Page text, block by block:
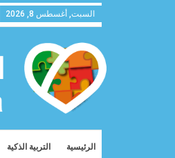
السبت, أغسطس 8, 2026
الرئيسية التربية الذكية